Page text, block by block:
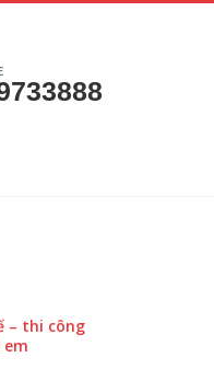
– thi công